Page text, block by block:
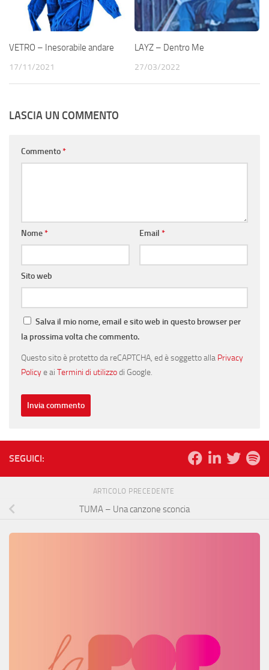
VETRO – Inesorabile andare
17/11/2021
LAYZ – Dentro Me
27/03/2022
LASCIA UN COMMENTO
Commento*
Nome* Email *
Sito web
Salva il mio nome, email e sito web in questo browser per
la prossima volta che commento.
Questo sito è protetto da reCAPTCHA, ed è soggetto alla Privacy
Policye ai Termini di utilizzodi Google.
SEGUICI:
ARTICOLO PRECEDENTE
TUMA – Una canzone sconcia